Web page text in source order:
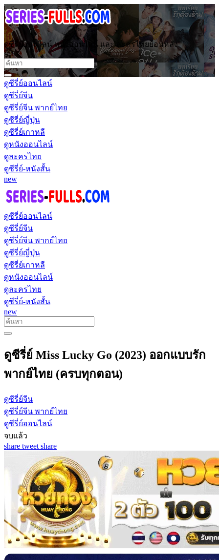
ดูซีรี่ย์ออนไลน์ หนังออนไลน์ และ ละครไทยย้อนหลัง
ดูซีรี่ย์ออนไลน์
ดูซีรี่ย์จีน
ดูซีรี่ย์จีน พากย์ไทย
ดูซีรี่ย์ญี่ปุ่น
ดูซีรี่ย์เกาหลี
ดูหนังออนไลน์
ดูละครไทย
ดูซีรี่ย์-หนังสั้น
new
ดูซีรี่ย์ออนไลน์
ดูซีรี่ย์จีน
ดูซีรี่ย์จีน พากย์ไทย
ดูซีรี่ย์ญี่ปุ่น
ดูซีรี่ย์เกาหลี
ดูหนังออนไลน์
ดูละครไทย
ดูซีรี่ย์-หนังสั้น
new
ดูซีรี่ย์ Miss Lucky Go (2023) ออกแบบรัก
พากย์ไทย (ครบทุกตอน)
ดูซีรี่ย์จีน
ดูซีรี่ย์จีน พากย์ไทย
ดูซีรี่ย์ออนไลน์
จบแล้ว
share tweet share